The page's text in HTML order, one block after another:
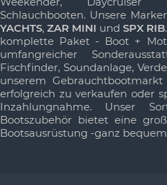
Schlauchbooten. Unsere
YACHTS, ZAR MINI und SPX RIB
komplette Paket - Boot +
umfangreicher
Fischfinder, Soundanlage,
unserem
erfolgreich zu verkaufen oder
Inzahlungnahme. Unser
Bootszubehör bietet eine
Bootsausrüstung -ganz